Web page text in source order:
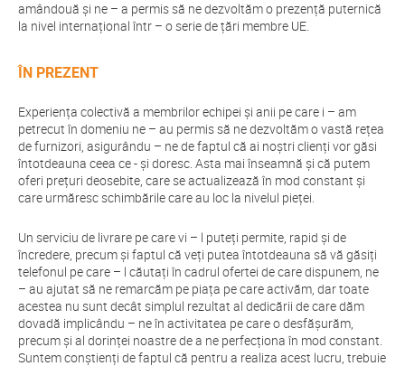
amândouă și ne – a permis să ne dezvoltăm o prezență puternică
la nivel internațional într – o serie de țări membre UE.
ÎN PREZENT
Experiența colectivă a membrilor echipei și anii pe care i – am
petrecut în domeniu ne – au permis să ne dezvoltăm o vastă rețea
de furnizori, asigurându – ne de faptul că ai noștri clienți vor găsi
întotdeauna ceea ce - și doresc. Asta mai înseamnă și că putem
oferi prețuri deosebite, care se actualizează în mod constant și
care urmăresc schimbările care au loc la nivelul pieței.
Un serviciu de livrare pe care vi – l puteți permite, rapid și de
încredere, precum și faptul că veți putea întotdeauna să vă găsiți
telefonul pe care – l căutați în cadrul ofertei de care dispunem, ne
– au ajutat să ne remarcăm pe piața pe care activăm, dar toate
acestea nu sunt decât simplul rezultat al dedicării de care dăm
dovadă implicându – ne în activitatea pe care o desfășurăm,
precum și al dorinței noastre de a ne perfecționa în mod constant.
Suntem conștienți de faptul că pentru a realiza acest lucru, trebuie